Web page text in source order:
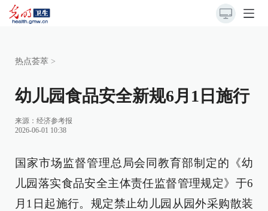
热点荟萃 >
幼儿园食品安全新规6月1日施行
来源： 经济参考报
2026-06-01 10:38
国家市场监督管理总局会同教育部制定的《幼
儿园落实食品安全主体责任监督管理规定》于6
月1日起施行。规定禁止幼儿园从园外采购散装